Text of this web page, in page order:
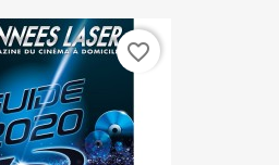
favorite_border